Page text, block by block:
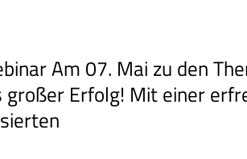
Am 07. Mai zu den
Erfolg! Mit einer